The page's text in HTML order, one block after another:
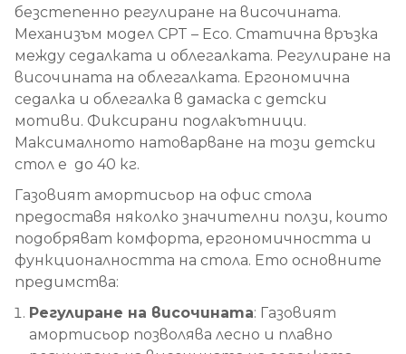
безстепенно регулиране на височината.
Механизъм модел CPT – Eco. Статична връзка
между седалката и облегалката. Регулиране на
височината на облегалката. Ергономична
седалка и облегалка в дамаска с детски
мотиви. Фиксирани подлакътници.
Максималното натоварване на този детски
стол е до 40 кг.
Газовият амортисьор на офис стола
предоставя няколко значителни ползи, които
подобряват комфорта, ергономичността и
функционалността на стола. Ето основните
предимства:
Регулиране на височината: Газовият
амортисьор позволява лесно и плавно